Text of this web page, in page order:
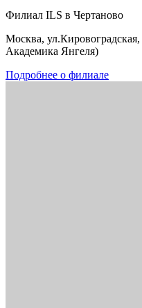
Филиал ILS в Чертаново
Москва,
Академика Янгеля)
Подробнее о филиале